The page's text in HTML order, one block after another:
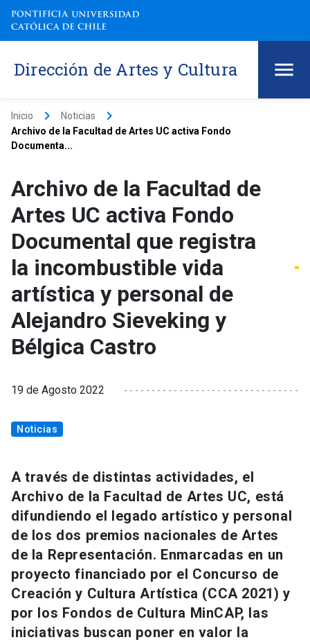
Dirección de Artes y Cultura
Inicio keyboard_arrow_right Noticias keyboard_arrow_right
Archivo de la Facultad de Artes UC activa Fondo
Documenta...
Archivo de la Facultad de
Artes UC activa Fondo
Documental que registra
la incombustible vida
artística y personal de
Alejandro Sieveking y
Bélgica Castro
19 de Agosto 2022
Noticias
A través de distintas actividades, el
Archivo de la Facultad de Artes UC, está
difundiendo el legado artístico y personal
de los dos premios nacionales de Artes
de la Representación. Enmarcadas en un
proyecto financiado por el Concurso de
Creación y Cultura Artística (CCA 2021) y
por los Fondos de Cultura MinCAP, las
iniciativas buscan poner en valor la